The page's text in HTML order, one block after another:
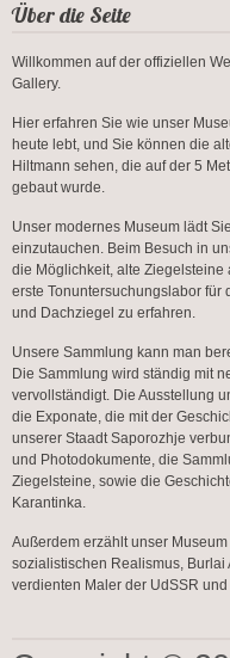
Über die Seite
Willkommen auf der offiziellen
Gallery.
Hier erfahren Sie wie unser
heute lebt, und Sie können die
Hiltmann sehen, die auf der 5
gebaut wurde.
Unser modernes Museum lädt
einzutauchen. Beim Besuch in
die Möglichkeit, alte Ziegelsteine
erste Tonuntersuchungslabor für
und Dachziegel zu erfahren.
Unsere Sammlung kann man
Die Sammlung wird ständig mit
vervollständigt. Die Ausstellung
die Exponate, die mit der
unserer Staadt Saporozhje
und Photodokumente, die
Ziegelsteine, sowie die
Karantinka.
Außerdem erzählt unser
sozialistischen Realismus, Burlai
verdienten Maler der UdSSR und